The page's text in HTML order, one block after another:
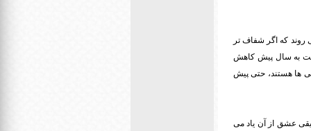
به این دلیل از بین می روند که اگر شفاف تر
نسبت به سال پیش کاهش
ها هستند، حتی پیش
عشق از آن یاد می